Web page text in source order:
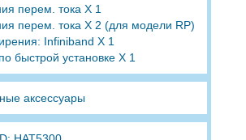
перем. тока X 1
перем. тока X 2 (для модели RP)
Infiniband X 1
быстрой установке X 1
аксессуары